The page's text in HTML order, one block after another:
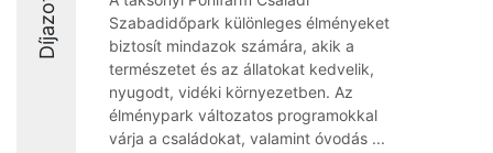
Szabadidőpark különleges élményeket
biztosít mindazok számára, akik a
természetet és az állatokat kedvelik,
nyugodt, vidéki környezetben. Az
élménypark változatos programokkal
várja a családokat, valamint óvodás ...